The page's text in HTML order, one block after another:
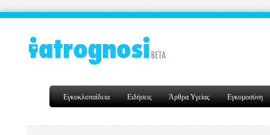
Εγκυκλοπαίδεια Ειδήσεις Άρθρα Υγείας Εγκυμοσύνη